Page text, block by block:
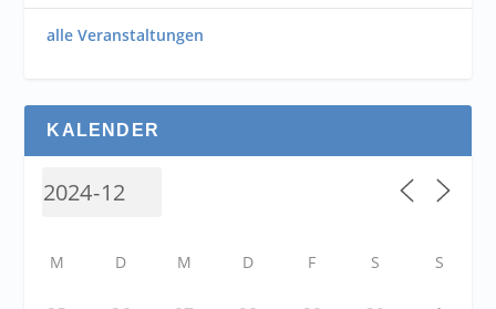
alle Veranstaltungen
KALENDER
M D M D F S S